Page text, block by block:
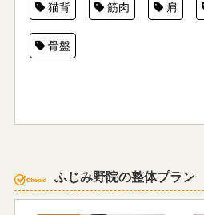
猫背 筋肉 肩
骨盤
ふじみ野院の整体プラン